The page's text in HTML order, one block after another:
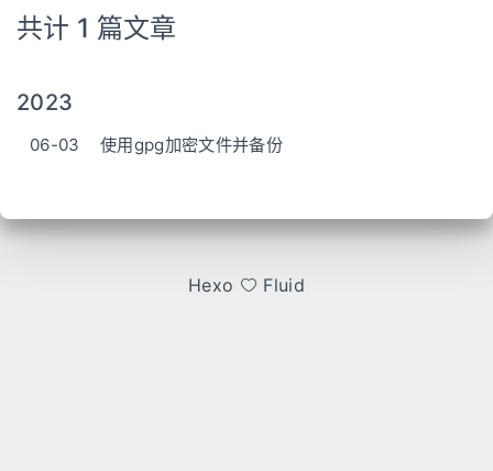
共计 1 篇文章
2023
06-03 使用gpg加密文件并备份
Hexo Fluid